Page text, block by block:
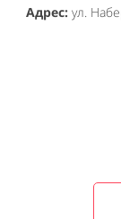
Адрес: ул.